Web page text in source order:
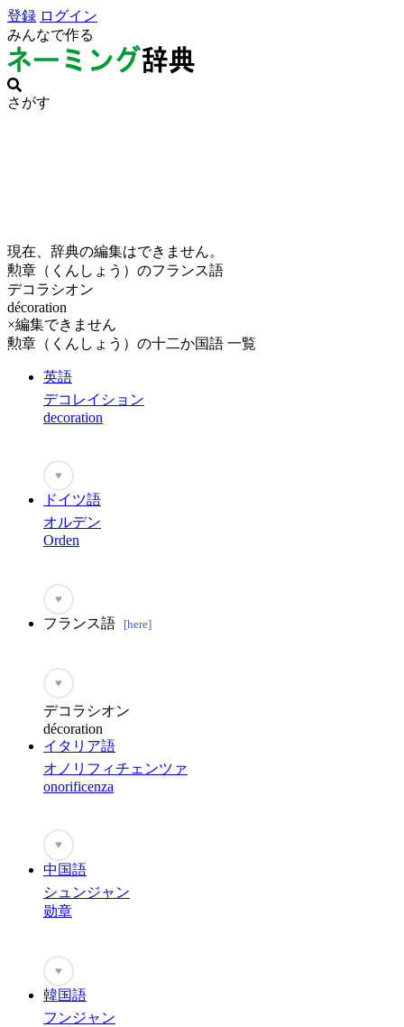
登録 ログイン
みんなで作る
さがす
現在、辞典の編集はできません。
勲章（くんしょう）のフランス語
デコラシオン
décoration
×編集できません
勲章（くんしょう）の十二か国語 一覧
英語
デコレイション
decoration
♥
ドイツ語
オルデン
Orden
♥
フランス語 [here]
♥
デコラシオン
décoration
イタリア語
オノリフィチェンツァ
onorificenza
♥
中国語
シュンジャン
勋章
♥
韓国語
フンジャン